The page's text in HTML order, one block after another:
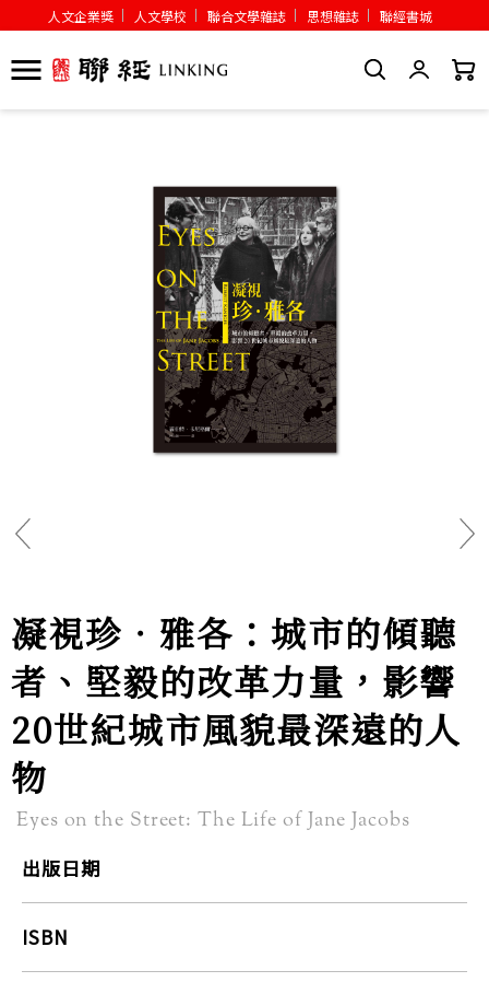
人文企業獎 人文學校 聯合文學雜誌 思想雜誌 聯經書城
凝視珍‧雅各：城市的傾聽
者、堅毅的改革力量，影響
20世紀城市風貌最深遠的人
物
Eyes on the Street: The Life of Jane Jacobs
出版日期
ISBN